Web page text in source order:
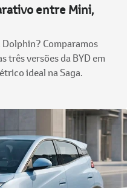
entre Mini,
Comparamos
três versões da BYD em
ideal na Saga.